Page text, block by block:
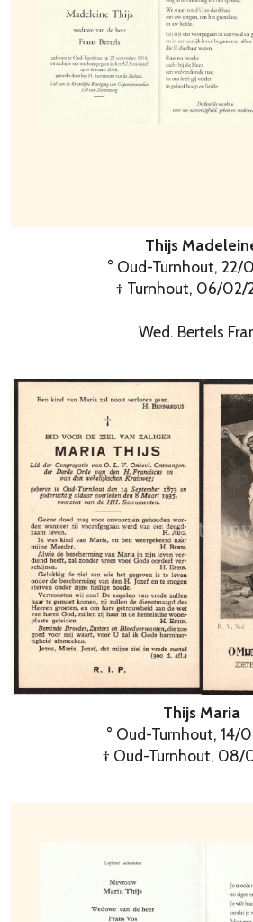
Thijs
° Oud-Turnhout, 22/
† Turnhout, 06/
Wed. Bertels
Thijs Maria
° Oud-Turnhout, 14/
† Oud-Turnhout, 08/